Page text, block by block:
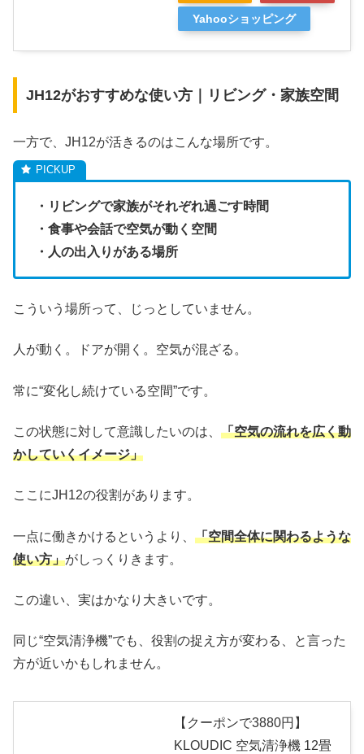
Yahooショッピング
JH12がおすすめな使い方｜リビング・家族空間
一方で、JH12が活きるのはこんな場所です。
・リビングで家族がそれぞれ過ごす時間
・食事や会話で空気が動く空間
・人の出入りがある場所
こういう場所って、じっとしていません。
人が動く。ドアが開く。空気が混ざる。
常に“変化し続けている空間”です。
この状態に対して意識したいのは、 「空気の流れを広く動
かしていくイメージ」
ここにJH12の役割があります。
一点に働きかけるというより、 「空間全体に関わるような
使い方」がしっくりきます。
この違い、実はかなり大きいです。
同じ“空気清浄機”でも、役割の捉え方が変わる、と言った
方が近いかもしれません。
【クーポンで3880円】
KLOUDIC 空気清浄機 12畳